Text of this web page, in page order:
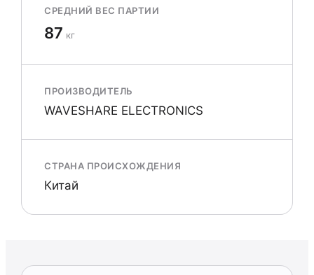
СРЕДНИЙ ВЕС ПАРТИИ
87 кг
ПРОИЗВОДИТЕЛЬ
WAVESHARE ELECTRONICS
СТРАНА ПРОИСХОЖДЕНИЯ
Китай